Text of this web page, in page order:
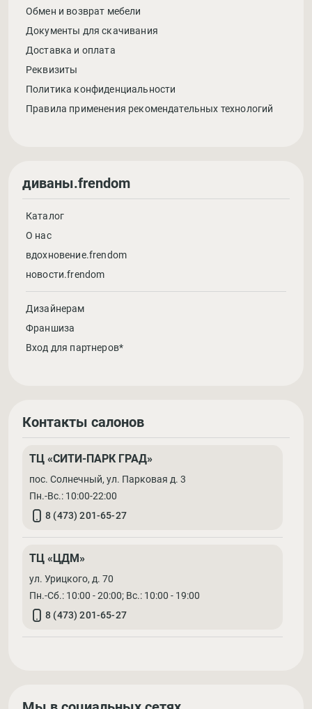
Обмен и возврат мебели
Документы для скачивания
Доставка и оплата
Реквизиты
Политика конфиденциальности
Правила применения рекомендательных технологий
диваны.frendom
Каталог
О нас
вдохновение.frendom
новости.frendom
Дизайнерам
Франшиза
Вход для партнеров*
Контакты салонов
ТЦ «СИТИ-ПАРК ГРАД»
пос. Солнечный, ул. Парковая д. 3
Пн.-Вс.: 10:00-22:00
8 (473) 201-65-27
ТЦ «ЦДМ»
ул. Урицкого, д. 70
Пн.-Сб.: 10:00 - 20:00; Вс.: 10:00 - 19:00
8 (473) 201-65-27